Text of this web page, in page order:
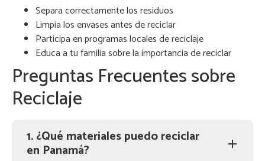
Separa correctamente los residuos
Limpia los envases antes de reciclar
Participa en programas locales de reciclaje
Educa a tu familia sobre la importancia de reciclar
Preguntas Frecuentes sobre
Reciclaje
1. ¿Qué materiales puedo reciclar
en Panamá?